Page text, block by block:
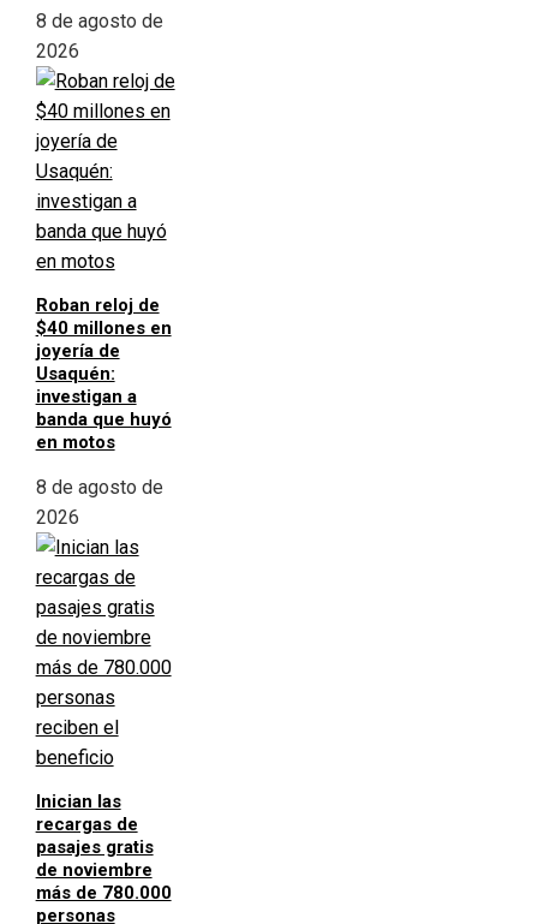
8 de agosto de
2026
Roban reloj de
$40 millones en
joyería de
Usaquén:
investigan a
banda que huyó
en motos
8 de agosto de
2026
Inician las
recargas de
pasajes gratis
de noviembre
más de 780.000
personas